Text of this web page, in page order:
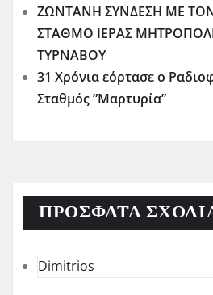
ΖΩΝΤΑΝΗ ΣΥΝΔΕΣΗ ΜΕ
ΣΤΑΘΜΟ ΙΕΡΑΣ
ΤΥΡΝΑΒΟΥ
31 Χρόνια εόρτασε ο
Σταθμός ”Μαρτυρία”
ΠΡΌΣΦΑΤΑ
Dimitrios